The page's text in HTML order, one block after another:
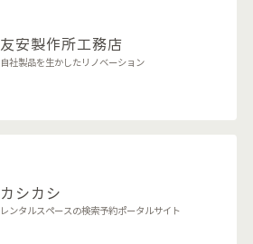
友安製作所工務店
自社製品を生かしたリノベーション
カシカシ
レンタルスペースの検索予約ポータルサイト